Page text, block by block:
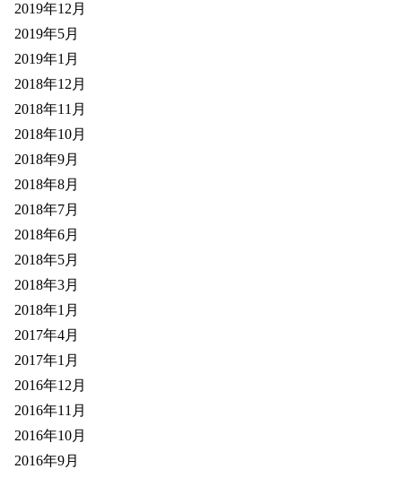
2019年12月
2019年5月
2019年1月
2018年12月
2018年11月
2018年10月
2018年9月
2018年8月
2018年7月
2018年6月
2018年5月
2018年3月
2018年1月
2017年4月
2017年1月
2016年12月
2016年11月
2016年10月
2016年9月